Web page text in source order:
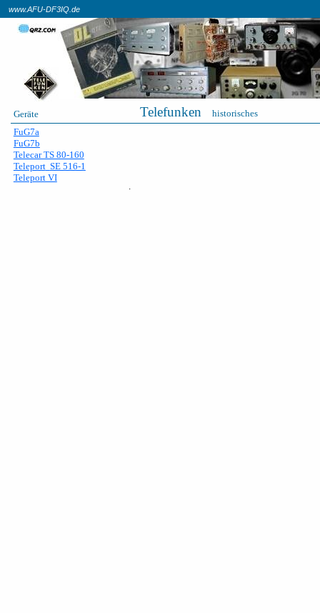
FuG7a
FuG7b
Telecar TS 80-160
Teleport SE 516-1
Teleport VI
Telefunken historisches
Geräte
.
www.AFU-DF3IQ.de